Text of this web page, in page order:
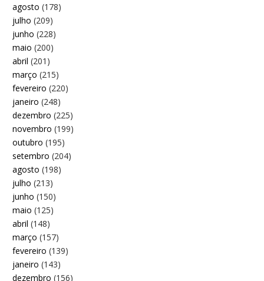
agosto (178)
julho (209)
junho (228)
maio (200)
abril (201)
março (215)
fevereiro (220)
janeiro (248)
dezembro (225)
novembro (199)
outubro (195)
setembro (204)
agosto (198)
julho (213)
junho (150)
maio (125)
abril (148)
março (157)
fevereiro (139)
janeiro (143)
dezembro (156)